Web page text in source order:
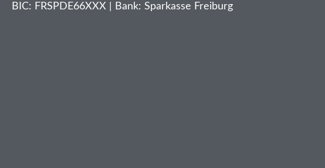
BIC: FRSPDE66XXX | Bank: Sparkasse Freiburg